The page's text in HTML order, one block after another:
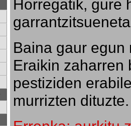
Horregatik, gure
Baina gaur egun
Eraikin zaharren
pestiziden
murrizten dituzte.